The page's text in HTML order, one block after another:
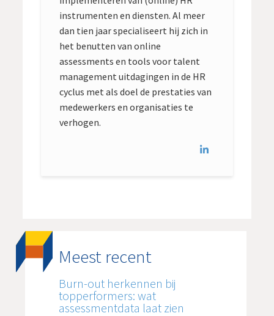
instrumenten en diensten. Al meer
dan tien jaar specialiseert hij zich in
het benutten van online
assessments en tools voor talent
management uitdagingen in de HR
cyclus met als doel de prestaties van
medewerkers en organisaties te
verhogen.
Meest recent
Burn-out herkennen bij
topperformers: wat
assessmentdata laat zien